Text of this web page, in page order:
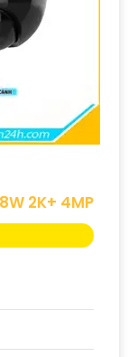
2K+ 4MP